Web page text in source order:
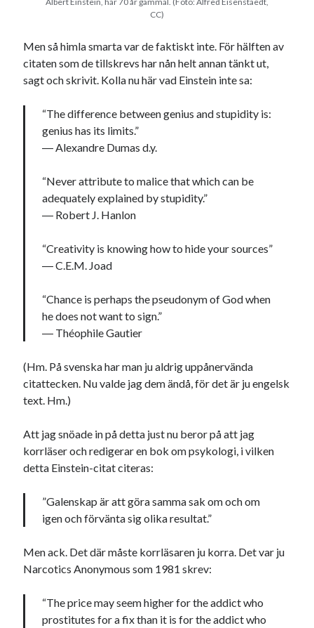
#blogg100 allmänbildning
barnen basket bil corona
död England fest film fotboll
Julkalenderfacit Julkalendern
julkalendern 2021 Julkalendern 2024
minnen mode museum
nostalgi ord
reklam resa sekrutt skola
Stockholm svenska
USA
Dessa har något gemensamt
Onödiga citattecken
En amerikansk språkpolis
Fula biblioteksböcker
Egna länkar
Bokstävlar & AI – mitt levebröd. Gå en kurs!
Den stora bloggläsarvärvsveckan
CC)
Men så himla smarta var de faktiskt inte. För hälften av
citaten som de tillskrevs har nån helt annan tänkt ut,
sagt och skrivit. Kolla nu här vad Einstein inte sa:
“The difference between genius and stupidity is:
genius has its limits.”
― Alexandre Dumas d.y.
“Never attribute to malice that which can be
adequately explained by stupidity.”
― Robert J. Hanlon
“Creativity is knowing how to hide your sources”
―C.E.M. Joad
“Chance is perhaps the pseudonym of God when
he does not want to sign.”
― Théophile Gautier
(Hm. På svenska har man ju aldrig uppånervända
citattecken. Nu valde jag dem ändå, för det är ju engelsk
text. Hm.)
Att jag snöade in på detta just nu beror på att jag
korrläser och redigerar en bok om psykologi, i vilken
detta Einstein-citat citeras:
”Galenskap är att göra samma sak om och om
igen och förvänta sig olika resultat.”
Men ack. Det där måste korrläsaren ju korra. Det var ju
Narcotics Anonymous som 1981 skrev:
“The price may seem higher for the addict who
prostitutes for a fix than it is for the addict who